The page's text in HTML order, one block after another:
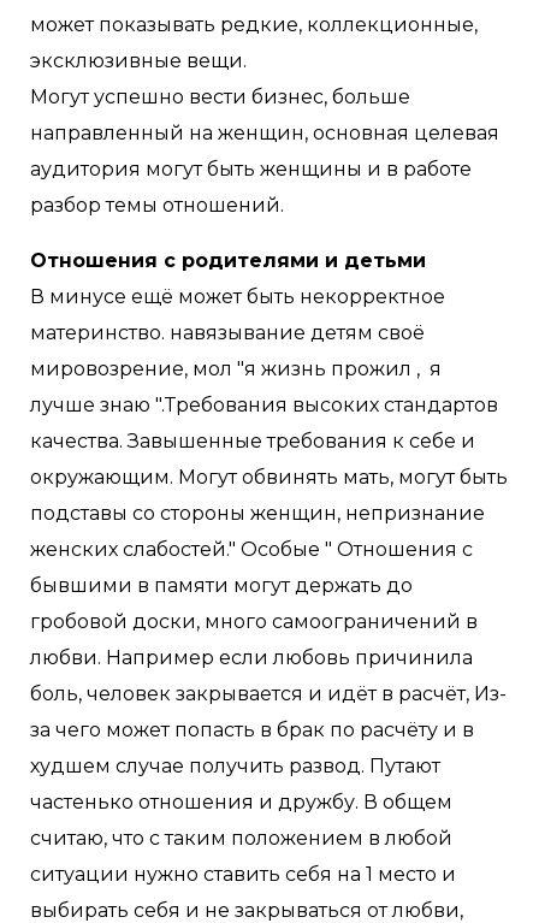
может показывать редкие, коллекционные,
эксклюзивные вещи.
Могут успешно вести бизнес, больше
направленный на женщин, основная целевая
аудитория могут быть женщины и в работе
разбор темы отношений.
Отношения с родителями и детьми
В минусе ещё может быть некорректное
материнство. навязывание детям своё
мировозрение, мол "я жизнь прожил , я
лучше знаю ".Требования высоких стандартов
качества. Завышенные требования к себе и
окружающим. Могут обвинять мать, могут быть
подставы со стороны женщин, непризнание
женских слабостей." Особые " Отношения с
бывшими в памяти могут держать до
гробовой доски, много самоограничений в
любви. Например если любовь причинила
боль, человек закрывается и идёт в расчёт, Из-
за чего может попасть в брак по расчёту и в
худшем случае получить развод. Путают
частенько отношения и дружбу. В общем
считаю, что с таким положением в любой
ситуации нужно ставить себя на 1 место и
выбирать себя и не закрываться от любви,